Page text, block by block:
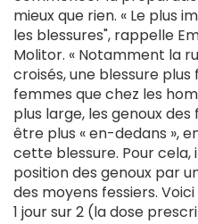
mieux que rien. « Le plus
les blessures", rappelle
Molitor. « Notamment la
croisés, une blessure
femmes que chez les
plus large, les genoux
être plus « en-dedans »,
cette blessure. Pour
position des genoux par
des moyens fessiers.
1 jour sur 2 (la dose